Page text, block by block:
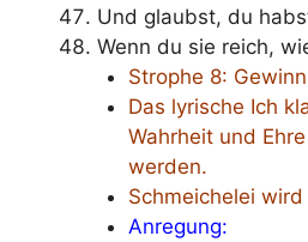
Und glaubst, du
Wenn du sie reich,
Strophe 8:
Das lyrische Ich
Wahrheit und
werden.
Schmeichelei wird
Anregung: